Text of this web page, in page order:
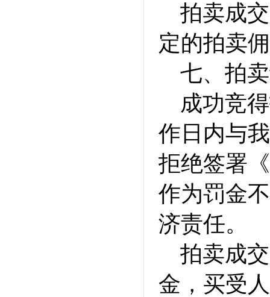
拍卖成
定的拍卖
七、拍
成功竞
作日内与
拒绝签署
作为罚金
济责任。
拍卖成
金，买受